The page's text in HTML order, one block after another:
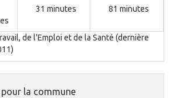
31 minutes 81 minutes
de l'Emploi et de la Santé (dernière
la commune